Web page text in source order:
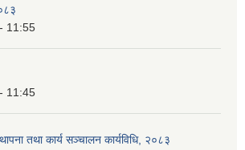
11:55
11:45
तथा कार्य सञ्चालन कार्यविधि, २०८३